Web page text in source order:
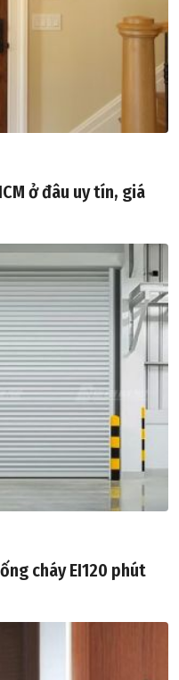
ở đâu uy tín, giá
cháy EI120 phút